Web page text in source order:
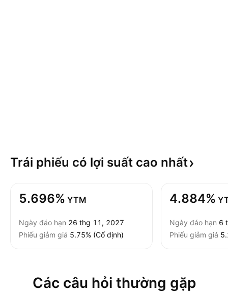
Trái phiếu có lợi suất cao nhất
5.696% YTM
Ngày đáo hạn 26 thg 11, 2027
Phiếu giảm giá 5.75% (Cố định)
4.884%
Ngày đáo hạn 6
Phiếu giảm giá
Các câu hỏi thường gặp